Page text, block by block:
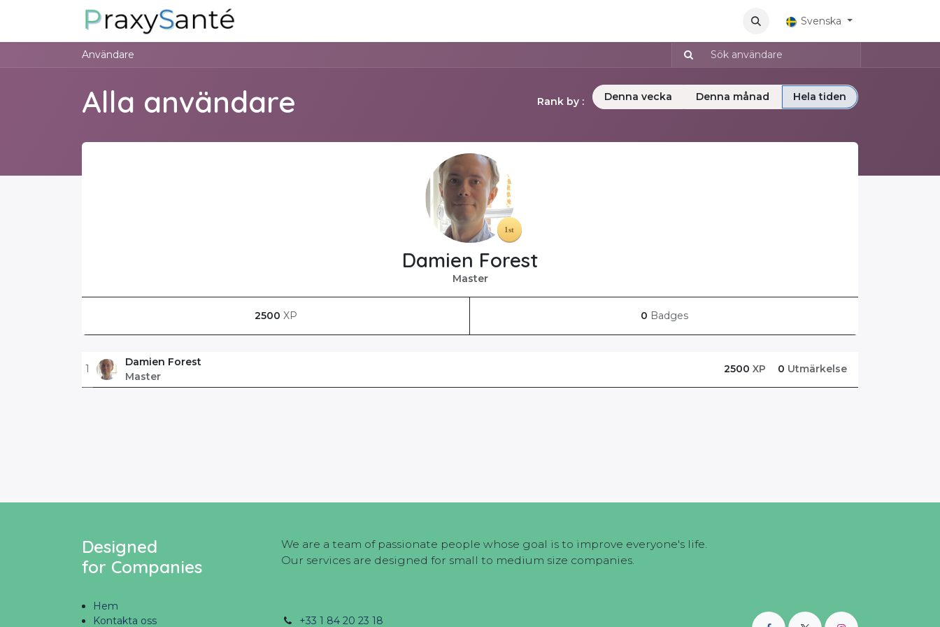
Hoppa till innehåll
Svenska
Användare
Alla användare Rank by : Denna vecka Denna månad Hela tiden
Damien Forest
Master
2500 XP 0 Badges
1
Damien Forest
Master
2500 XP 0 Utmärkelse
Designed
for Companies
We are a team of passionate people whose goal is to improve everyone's life.
Our services are designed for small to medium size companies.
Hem
Kontakta oss
+33 1 84 20 23 18